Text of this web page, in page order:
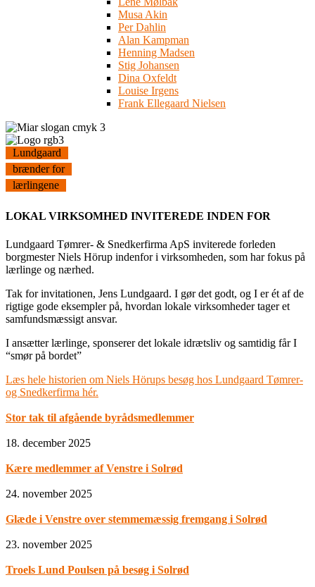
Musa Akin
Per Dahlin
Alan Kampman
Henning Madsen
Stig Johansen
Dina Oxfeldt
Louise Irgens
Frank Ellegaard Nielsen
Lundgaard
brænder for
lærlingene
LOKAL VIRKSOMHED INVITEREDE INDEN FOR
Lundgaard Tømrer- & Snedkerfirma ApS inviterede forleden
borgmester Niels Hörup indenfor i virksomheden, som har fokus på
lærlinge og nærhed.
Tak for invitationen, Jens Lundgaard. I gør det godt, og I er ét af de
rigtige gode eksempler på, hvordan lokale virksomheder tager et
samfundsmæssigt ansvar.
I ansætter lærlinge, sponserer det lokale idrætsliv og samtidig får I
“smør på bordet”
Læs hele historien om Niels Hörups besøg hos Lundgaard Tømrer-
og Snedkerfirma hér.
Stor tak til afgående byrådsmedlemmer
18. december 2025
Kære medlemmer af Venstre i Solrød
24. november 2025
Glæde i Venstre over stemmemæssig fremgang i Solrød
23. november 2025
Troels Lund Poulsen på besøg i Solrød